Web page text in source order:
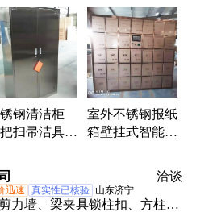
抽防磁柜、电子存包、大器械
档案柜、智能信报箱、档案防
子寄存柜、落地文件柜、智能
行李寄存柜、组合信报箱、信
、选层柜、档案选层柜
钢清洁柜
扫帚洁具存
柜批发
室外不锈钢报纸
箱壁挂式智能信
洽谈
迅速 真实性已核验 山东济宁
力墙、梁夹具锁柱扣、方柱扣